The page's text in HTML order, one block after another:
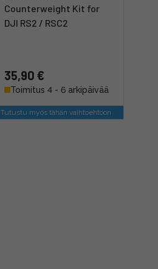
Counterweight Kit for
DJI RS2 / RSC2
35,90 €
Toimitus 4 - 6 arkipäivää
Tutustu myös tähän vaihtoehtoon